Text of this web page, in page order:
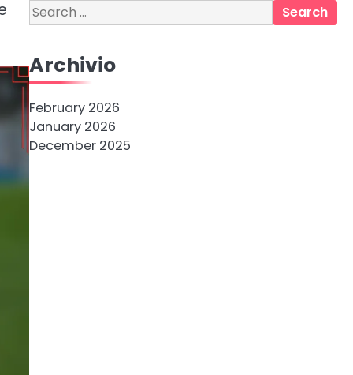
Search
for:
Archivio
February 2026
January 2026
December 2025